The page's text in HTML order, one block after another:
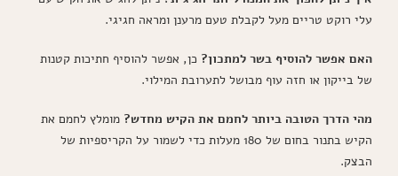
עלי רוקט טריים מעל לקבלת טעם מרענן ומראה חגיגי.
האם אפשר להוסיף בשר למתכון? כן, אפשר להוסיף חתיכות קטנות
של בייקון או חזה עוף מבושל לתערובת המילוי.
מהי הדרך הטובה ביותר לחמם את הקיש מחדש? מומלץ לחמם את
הקיש בתנור בחום של 180 מעלות כדי לשמור על הקריספיות של
הבצק.